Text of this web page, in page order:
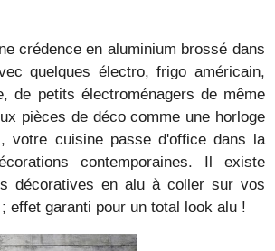
crédence en aluminium brossé dans
quelques électro, frigo américain,
de petits électroménagers de même
pièces de déco comme une horloge
votre cuisine passe d'office dans la
contemporaines. Il existe
décoratives en alu à coller sur vos
effet garanti pour un total look alu !